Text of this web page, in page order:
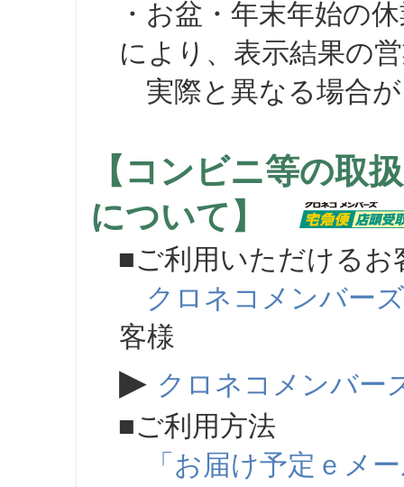
・お盆・年末年始の
により、表示結果の
実際と異なる場合が
【コンビニ等の取
について】
■ご利用いただけるお
クロネコメンバーズ
客様
▶ クロネコメンバー
■ご利用方法
「お届け予定ｅメ